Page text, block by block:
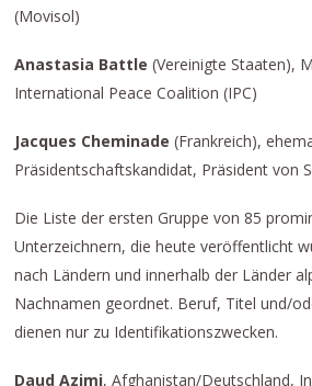
(Movisol)
Anastasia Battle (Vereinigte Staaten),
International Peace Coalition (IPC)
Jacques Cheminade (Frankreich),
Präsidentschaftskandidat, Präsident von
Die Liste der ersten Gruppe von 85
Unterzeichnern, die heute veröffentlicht
nach Ländern und innerhalb der Länder
Nachnamen geordnet. Beruf, Titel und/
dienen nur zu Identifikationszwecken.
Daud Azimi, Afghanistan/Deutschland,